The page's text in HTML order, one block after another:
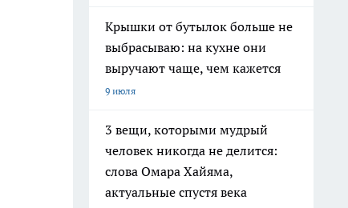
Крышки от бутылок больше не
выбрасываю: на кухне они
выручают чаще, чем кажется
9 июля
3 вещи, которыми мудрый
человек никогда не делится:
слова Омара Хайяма,
актуальные спустя века